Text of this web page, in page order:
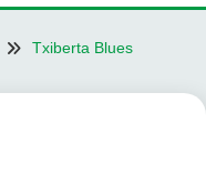
Txiberta Blues